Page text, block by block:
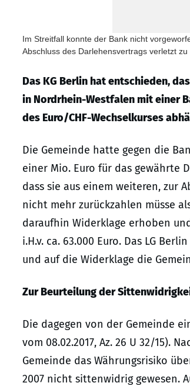
Im Streitfall konnte der Bank nicht
Abschluss des Darlehensvertrags verletzt zu
Das KG Berlin hat entschieden,
in Nordrhein-Westfalen mit einer
des Euro/CHF-Wechselkurses
Die Gemeinde hatte gegen die
einer Mio. Euro für das gewährte
dass sie aus einem weiteren, zur
nicht mehr zurückzahlen müsse
daraufhin Widerklage erhoben
i.H.v. ca. 63.000 Euro. Das LG
und auf die Widerklage die
Zur Beurteilung der
Die dagegen von der Gemeinde
vom 08.02.2017, Az. 26 U 32/15).
Gemeinde das Währungsrisiko
2007 nicht sittenwidrig gewesen.